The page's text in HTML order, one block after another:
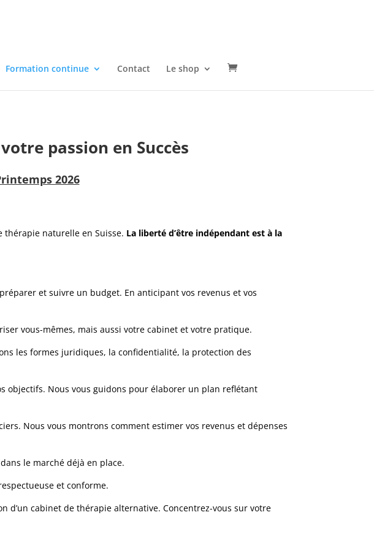
Formation continue Contact Le shop
passion en Succès
2026
thérapie naturelle en Suisse. La liberté d’être indépendant est à la
et suivre un budget. En anticipant vos revenus et vos
vous-mêmes, mais aussi votre cabinet et votre pratique.
les formes juridiques, la confidentialité, la protection des
objectifs. Nous vous guidons pour élaborer un plan reflétant
Nous vous montrons comment estimer vos revenus et dépenses
le marché déjà en place.
et conforme.
d’un cabinet de thérapie alternative. Concentrez-vous sur votre